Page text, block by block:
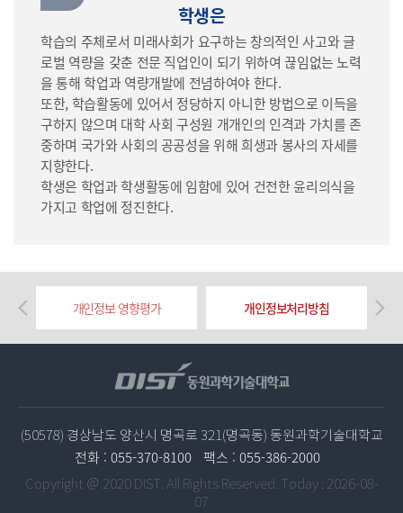
학생은
학습의 주체로서 미래사회가 요구하는 창의적인 사고와 글
로벌 역량을 갖춘 전문 직업인이 되기 위하여 끊임없는 노력
을 통해 학업과 역량개발에 전념하여야 한다.
또한, 학습활동에 있어서 정당하지 아니한 방법으로 이득을
구하지 않으며 대학 사회 구성원 개개인의 인격과 가치를 존
중하며 국가와 사회의 공공성을 위해 희생과 봉사의 자세를
지향한다.
학생은 학업과 학생활동에 임함에 있어 건전한 윤리의식을
가지고 학업에 정진한다.
(50578) 경상남도 양산시 명곡로 321(명곡동) 동원과학기술대학교
전화 : 055-370-8100 팩스 : 055-386-2000
Copyright ＠ 2020 DIST. All Rights Reserved. Today : 2026-08-
07
개인정보 영향평가 개인정보처리방침